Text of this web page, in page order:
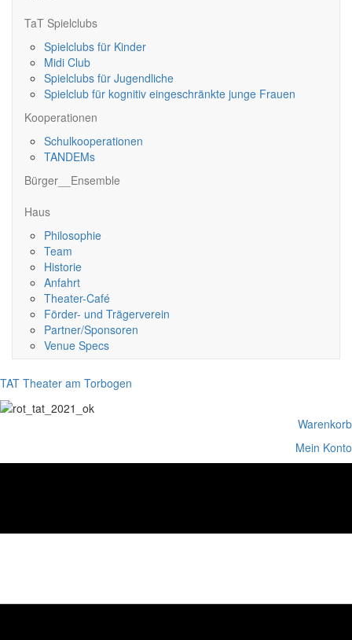
TaT Spielclubs
Spielclubs für Kinder
Midi Club
Spielclubs für Jugendliche
Spielclub für kognitiv eingeschränkte junge Frauen
Kooperationen
Schulkooperationen
TANDEMs
Bürger__Ensemble
Haus
Philosophie
Team
Historie
Anfahrt
Theater-Café
Förder- und Trägerverein
Partner/Sponsoren
Venue Specs
TAT Theater am Torbogen
Warenkorb
Mein Konto